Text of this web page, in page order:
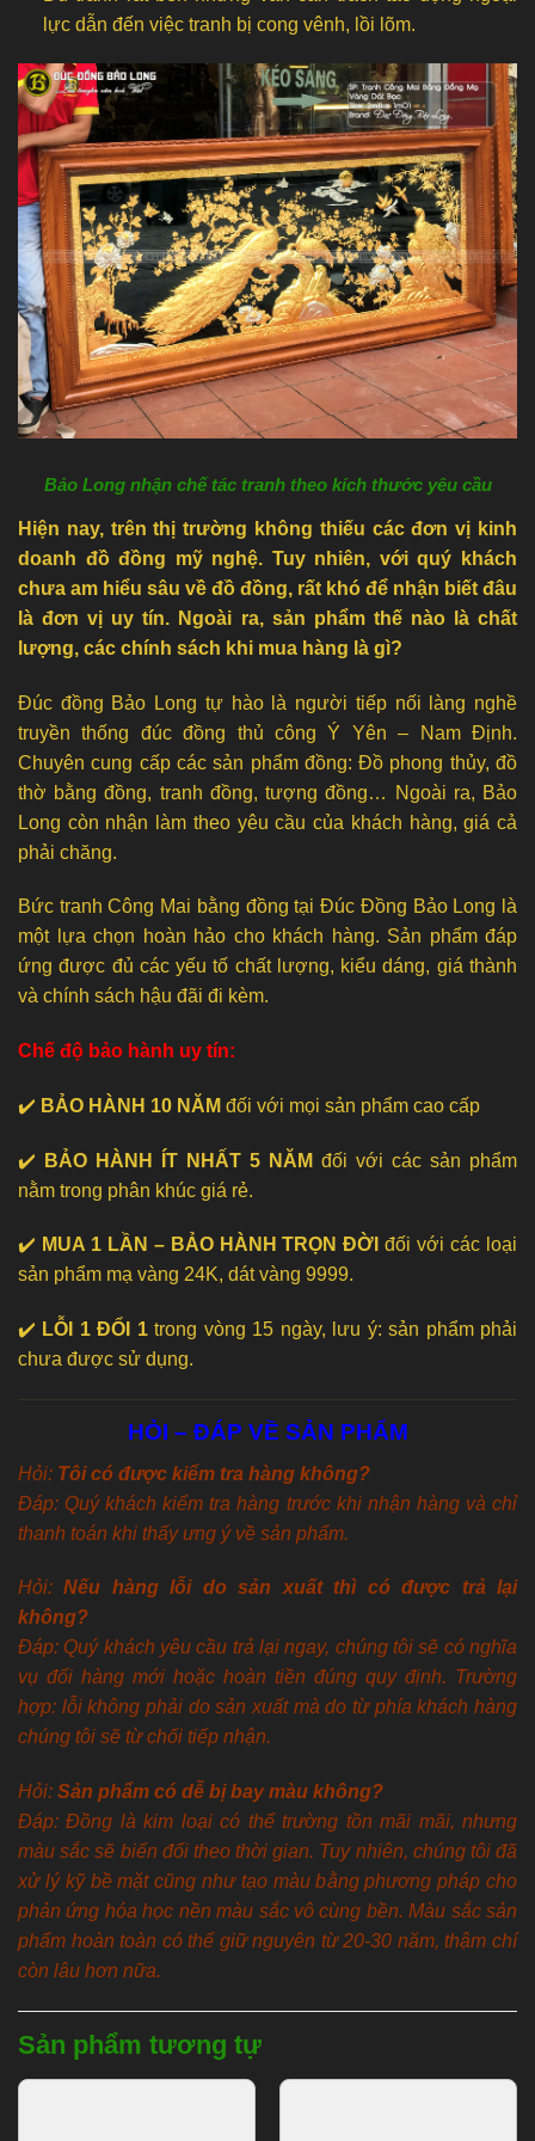
lực dẫn đến việc tranh bị cong vênh, lồi lõm.
Bảo Long nhận chế tác tranh theo kích thước yêu cầu
Hiện nay, trên thị trường không thiếu các đơn vị kinh
doanh đồ đồng mỹ nghệ. Tuy nhiên, với quý khách
chưa am hiểu sâu về đồ đồng, rất khó để nhận biết đâu
là đơn vị uy tín. Ngoài ra, sản phẩm thế nào là chất
lượng, các chính sách khi mua hàng là gì?
Đúc đồng Bảo Long tự hào là người tiếp nối làng nghề
truyền thống đúc đồng thủ công Ý Yên – Nam Định.
Chuyên cung cấp các sản phẩm đồng: Đồ phong thủy, đồ
thờ bằng đồng, tranh đồng, tượng đồng… Ngoài ra, Bảo
Long còn nhận làm theo yêu cầu của khách hàng, giá cả
phải chăng.
Bức tranh Công Mai bằng đồng tại Đúc Đồng Bảo Long là
một lựa chọn hoàn hảo cho khách hàng. Sản phẩm đáp
ứng được đủ các yếu tố chất lượng, kiểu dáng, giá thành
và chính sách hậu đãi đi kèm.
Chế độ bảo hành uy tín:
✔️ BẢO HÀNH 10 NĂM đối với mọi sản phẩm cao cấp
✔️ BẢO HÀNH ÍT NHẤT 5 NĂM đối với các sản phẩm
nằm trong phân khúc giá rẻ.
✔️ MUA 1 LẦN – BẢO HÀNH TRỌN ĐỜI đối với các loại
sản phẩm mạ vàng 24K, dát vàng 9999.
✔️ LỖI 1 ĐỔI 1trong vòng 15 ngày, lưu ý: sản phẩm phải
chưa được sử dụng.
HỎI – ĐÁP VỀ SẢN PHẨM
Hỏi: Tôi có được kiểm tra hàng không?
Đáp: Quý khách kiểm tra hàng trước khi nhận hàng và chỉ
thanh toán khi thấy ưng ý về sản phẩm.
Hỏi: Nếu hàng lỗi do sản xuất thì có được trả lại
không?
Đáp: Quý khách yêu cầu trả lại ngay, chúng tôi sẽ có nghĩa
vụ đổi hàng mới hoặc hoàn tiền đúng quy định. Trường
hợp: lỗi không phải do sản xuất mà do từ phía khách hàng
chúng tôi sẽ từ chối tiếp nhận.
Hỏi: Sản phẩm có dễ bị bay màu không?
Đáp: Đồng là kim loại có thể trường tồn mãi mãi, nhưng
màu sắc sẽ biến đổi theo thời gian. Tuy nhiên, chúng tôi đã
xử lý kỹ bề mặt cũng như tạo màu bằng phương pháp cho
phản ứng hóa học nền màu sắc vô cùng bền. Màu sắc sản
phẩm hoàn toàn có thể giữ nguyên từ 20-30 năm, thậm chí
còn lâu hơn nữa.
Sản phẩm tương tự